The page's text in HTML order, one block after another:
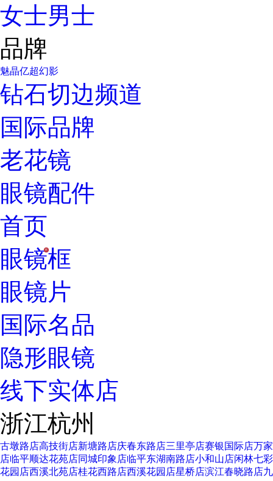
女士男士
品牌
魅晶亿超幻影
钻石切边频道
国际品牌
老花镜
眼镜配件
首页
H
眼镜框
眼镜片
国际名品
隐形眼镜
线下实体店
浙江杭州
古墩路店高技街店新塘路店庆春东路店三里亭店赛银国际店万
店临平顺达花苑店同城印象店临平东湖南路店小和山店闲林七
花园店西溪北苑店桂花西路店西溪花园店星桥店滨江春晓路店